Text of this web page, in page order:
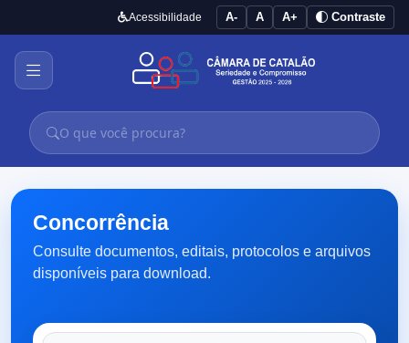
Acessibilidade A- A A+ Contraste
Concorrência
Consulte documentos, editais, protocolos e arquivos
disponíveis para download.